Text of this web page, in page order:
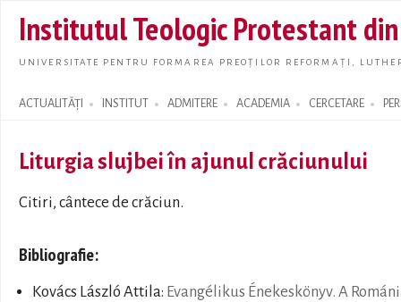
main
Institutul Teologic Protestant
UNIVERSITATE PENTRU FORMAREA PREOȚILOR REFORMAȚI,
ACTUALITĂȚI INSTITUT ADMITERE ACADEMIA CERCETARE
Search form
Liturgia slujbei în ajunul crăciunului
Citiri, cântece de crăciun.
Bibliografie:
Kovács László Attila: Evangélikus Énekeskönyv. A